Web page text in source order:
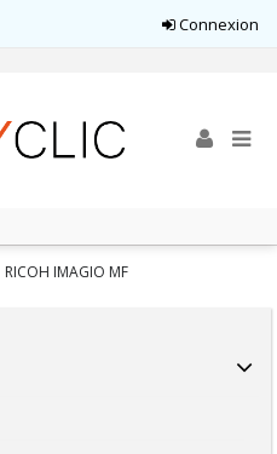
Connexion
RICOH IMAGIO MF